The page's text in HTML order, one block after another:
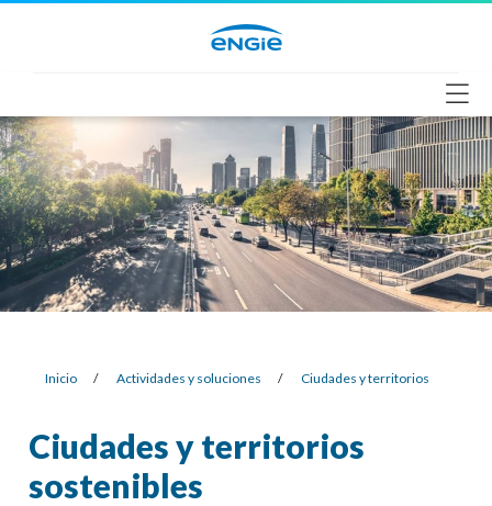
Inicio / Actividades y soluciones / Ciudades y territorios
Ciudades y territorios
sostenibles